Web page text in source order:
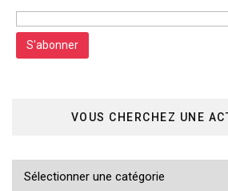
VOUS CHERCHEZ UNE
Vous